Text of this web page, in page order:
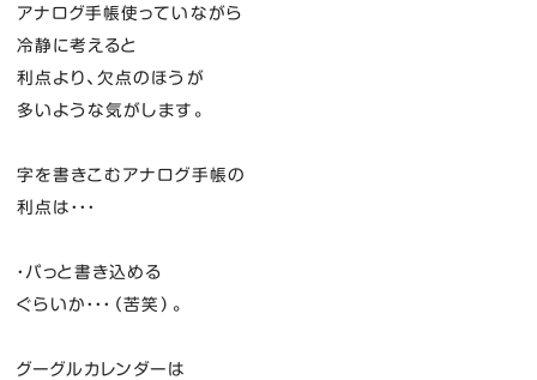
アナログ手帳使っていながら
冷静に考えると
利点より、欠点のほうが
多いような気がします。
字を書きこむアナログ手帳の
利点は・・・
・パっと書き込める
ぐらいか・・・（苦笑）。
グーグルカレンダーは